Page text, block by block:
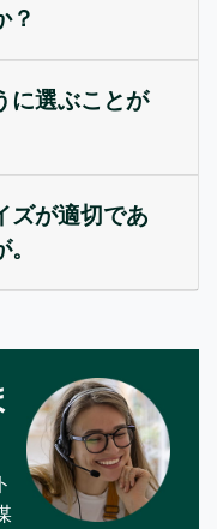
？
に選ぶことが
ズが適切であ